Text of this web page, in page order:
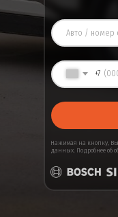
+7
Нажимая на кнопку, Вы
данных. Подробнее об